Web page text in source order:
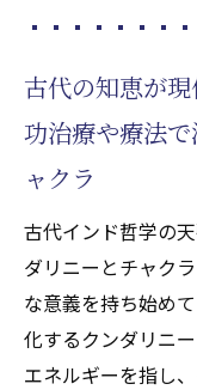
古代の知恵が
功治療や療法
ャクラ
古代インド哲学の
ダリニーとチャク
な意義を持ち始め
化するクンダリニ
エネルギーを指し